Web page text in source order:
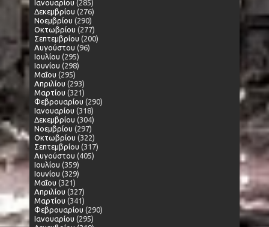
Ιανουαρίου (285)
Δεκεμβρίου (276)
Νοεμβρίου (290)
Οκτωβρίου (277)
Σεπτεμβρίου (200)
Αυγούστου (96)
Ιουλίου (295)
Ιουνίου (298)
Μαΐου (295)
Απριλίου (293)
Μαρτίου (321)
Φεβρουαρίου (290)
Ιανουαρίου (318)
Δεκεμβρίου (304)
Νοεμβρίου (297)
Οκτωβρίου (322)
Σεπτεμβρίου (317)
Αυγούστου (405)
Ιουλίου (359)
Ιουνίου (329)
Μαΐου (321)
Απριλίου (327)
Μαρτίου (341)
Φεβρουαρίου (290)
Ιανουαρίου (295)